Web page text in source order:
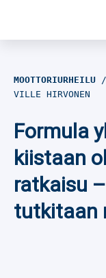
Jalkapallo
Yleisurheilu
Talviurheilu
MOOTTORIURHEILU
VILLE HIRVONEN
Formula
kiistaan
ratkaisu
tutkitaan